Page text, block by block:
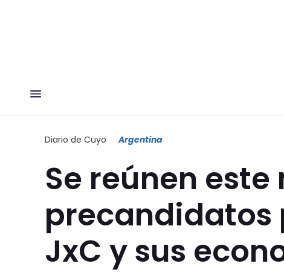
Diario de Cuyo Argentina
Se reúnen
precandidatos
JxC y sus